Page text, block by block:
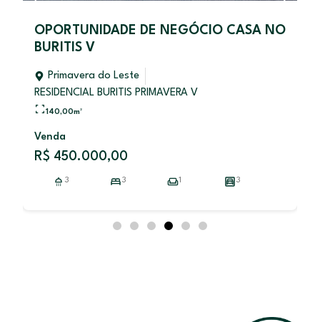
OPORTUNIDADE DE NEGÓCIO CASA NO
BURITIS V
Primavera do Leste
RESIDENCIAL BURITIS PRIMAVERA V
140,00m²
Venda
R$ 450.000,00
3 3 1 3